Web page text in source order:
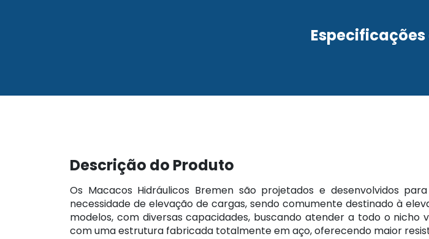
Descrição do Produto
Os Macacos Hidráulicos Bremen são projetados e desenvolvidos
necessidade de elevação de cargas, sendo comumente destinado à
modelos, com diversas capacidades, buscando atender a todo o
com uma estrutura fabricada totalmente em aço, oferecendo maior